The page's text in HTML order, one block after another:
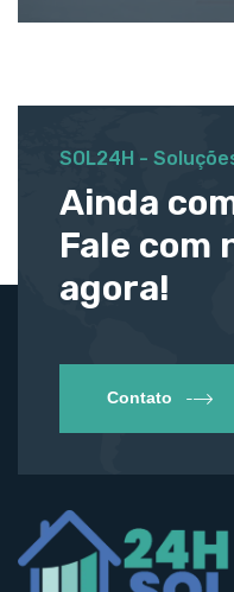
SOL24H -
Ainda
Fale com
agora!
Contato